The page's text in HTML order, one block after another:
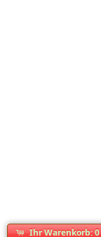
Ihr Warenkorb:0